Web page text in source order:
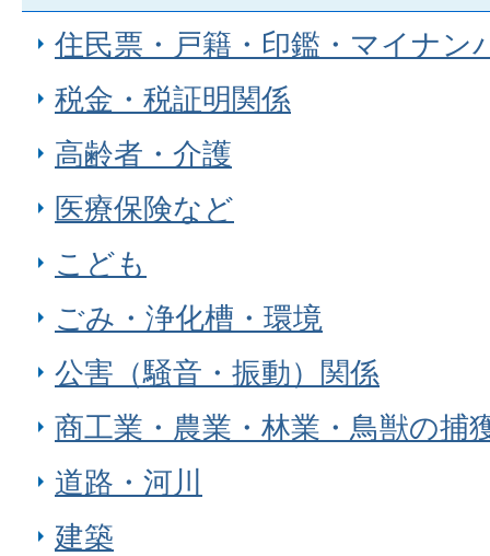
住民票・戸籍・印鑑・マイナン
税金・税証明関係
高齢者・介護
医療保険など
こども
ごみ・浄化槽・環境
公害（騒音・振動）関係
商工業・農業・林業・鳥獣の捕
道路・河川
建築